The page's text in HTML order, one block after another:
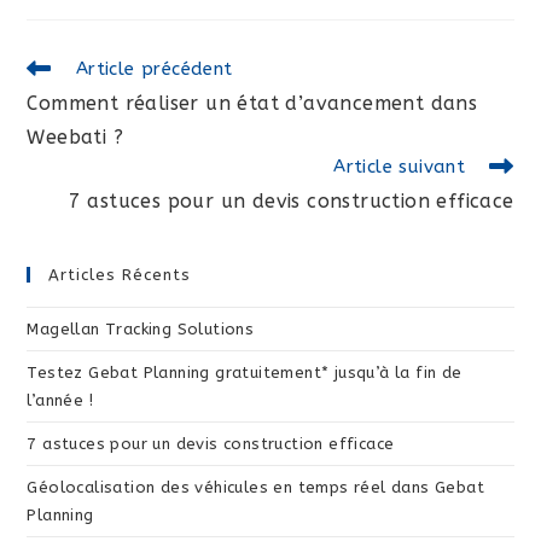
Read
articles
Article précédent
Comment réaliser un état d’avancement dans
Weebati ?
Article suivant
7 astuces pour un devis construction efficace
Articles Récents
Magellan Tracking Solutions
Testez Gebat Planning gratuitement* jusqu’à la fin de
l’année !
7 astuces pour un devis construction efficace
Géolocalisation des véhicules en temps réel dans Gebat
Planning